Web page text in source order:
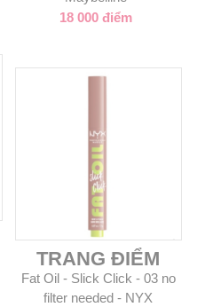
18 000 điểm
TRANG ĐIỂM
Fat Oil - Slick Click - 03 no
filter needed - NYX